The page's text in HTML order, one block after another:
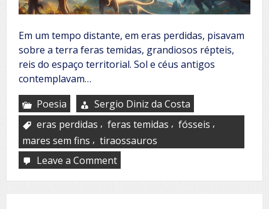
Em um tempo distante, em eras perdidas, pisavam
sobre a terra feras temidas, grandiosos répteis,
reis do espaço territorial. Sol e céus antigos
contemplavam…
Poesia
Sergio Diniz da Costa
eras perdidas , feras temidas , fósseis ,
mares sem fins , tiraossauros
Leave a Commenton
do